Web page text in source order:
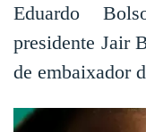
Eduardo
presidente Jair
de embaixador